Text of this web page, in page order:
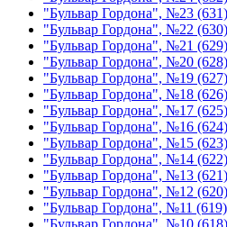
"Бульвар Гордона", №23
"Бульвар Гордона", №22
"Бульвар Гордона", №21
"Бульвар Гордона", №20
"Бульвар Гордона", №19
"Бульвар Гордона", №18
"Бульвар Гордона", №17
"Бульвар Гордона", №16
"Бульвар Гордона", №15
"Бульвар Гордона", №14
"Бульвар Гордона", №13
"Бульвар Гордона", №12
"Бульвар Гордона", №11
"Бульвар Гордона", №10